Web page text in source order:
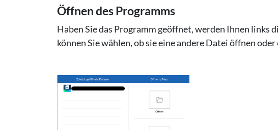
Öffnen des Programms
Haben Sie das Programm geöffnet, werden Ihnen links
können Sie wählen, ob sie eine andere Datei öffnen